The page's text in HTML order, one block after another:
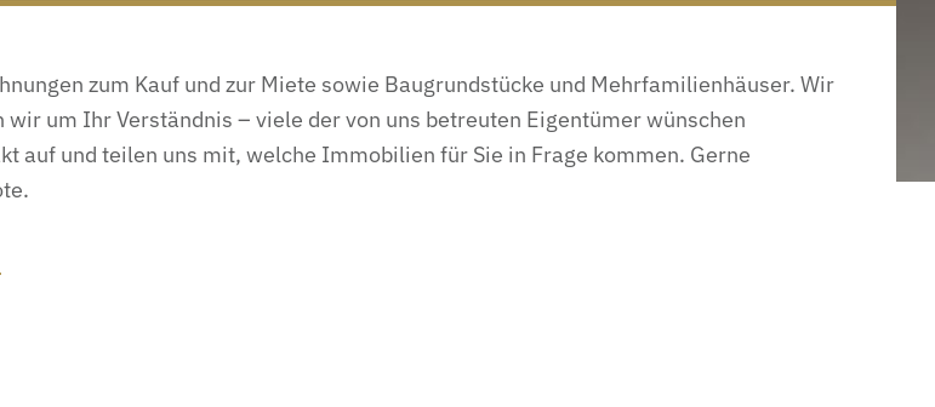
zum Kauf und zur Miete sowie Baugrundstücke und Mehrfamilienhäuser. Wir
um Ihr Verständnis – viele der von uns betreuten Eigentümer wünschen
auf und teilen uns mit, welche Immobilien für Sie in Frage kommen. Gerne